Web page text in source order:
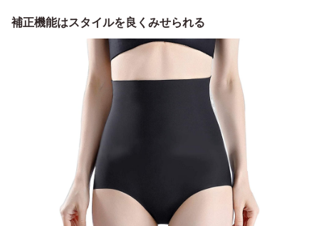
補正機能はスタイルを良くみせられる